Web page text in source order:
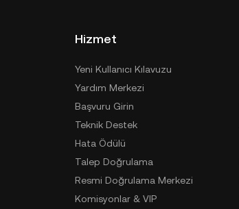
Hizmet
Yeni Kullanıcı Kılavuzu
Yardım Merkezi
Başvuru Girin
Teknik Destek
Hata Ödülü
Talep Doğrulama
Resmi Doğrulama Merkezi
Komisyonlar & VIP